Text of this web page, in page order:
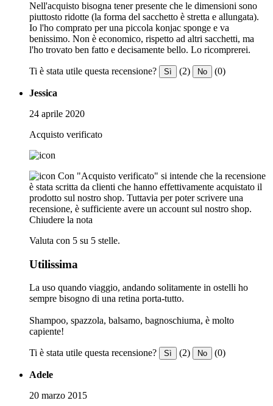
Nell'acquisto bisogna tener presente che le dimensioni sono
piuttosto ridotte (la forma del sacchetto è stretta e allungata).
Io l'ho comprato per una piccola konjac sponge e va
benissimo. Non è economico, rispetto ad altri sacchetti, ma
l'ho trovato ben fatto e decisamente bello. Lo ricomprerei.
Ti è stata utile questa recensione? Sì (2) No (0)
Jessica
24 aprile 2020
Acquisto verificato
Con "Acquisto verificato" si intende che la recensione
è stata scritta da clienti che hanno effettivamente acquistato il
prodotto sul nostro shop. Tuttavia per poter scrivere una
recensione, è sufficiente avere un account sul nostro shop.
Chiudere la nota
Valuta con 5 su 5 stelle.
Utilissima
La uso quando viaggio, andando solitamente in ostelli ho
sempre bisogno di una retina porta-tutto.
Shampoo, spazzola, balsamo, bagnoschiuma, è molto
capiente!
Ti è stata utile questa recensione? Sì (2) No (0)
Adele
20 marzo 2015